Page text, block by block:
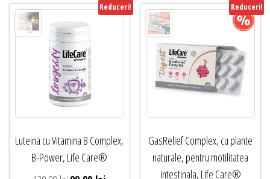
Reduceri!
Luteina cu Vitamina B Complex,
B-Power, Life Care®
Reduceri!
GasRelief Complex, cu plante
naturale, pentru motilitatea
intestinala, Life Care®